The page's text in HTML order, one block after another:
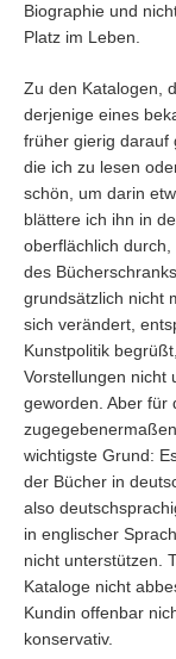
Biographie und
Platz im Leben.
Zu den Katalogen,
derjenige eines
früher gierig darauf
die ich zu lesen
schön, um darin
blättere ich ihn in
oberflächlich
des
grundsätzlich nicht
sich verändert,
Kunstpolitik
Vorstellungen nicht
geworden. Aber für
wichtigste Grund:
der Bücher in
also
in englischer
nicht unterstützen.
Kataloge nicht
Kundin offenbar
konservativ.